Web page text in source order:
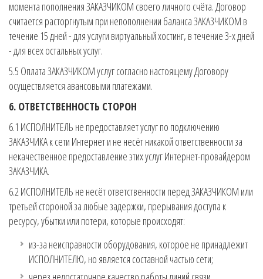
момента пополнения ЗАКАЗЧИКОМ своего личного счёта. Договор
считается расторгнутым при непополнении баланса ЗАКАЗЧИКОМ в
течение 15 дней - для услуги виртуальный хостинг, в течение 3-х дней
- для всех остальных услуг.
5.5 Оплата ЗАКАЗЧИКОМ услуг согласно настоящему Договору
осуществляется авансовыми платежами.
6. ОТВЕТСТВЕННОСТЬ СТОРОН
6.1 ИСПОЛНИТЕЛЬ не предоставляет услуг по подключению
ЗАКАЗЧИКА к сети Интернет и не несёт никакой ответственности за
некачественное предоставление этих услуг Интернет-провайдером
ЗАКАЗЧИКА.
6.2 ИСПОЛНИТЕЛЬ не несёт ответственности перед ЗАКАЗЧИКОМ или
третьей стороной за любые задержки, прерывания доступа к
ресурсу, убытки или потери, которые происходят:
из-за неисправности оборудования, которое не принадлежит
ИСПОЛНИТЕЛЮ, но является составной частью сети;